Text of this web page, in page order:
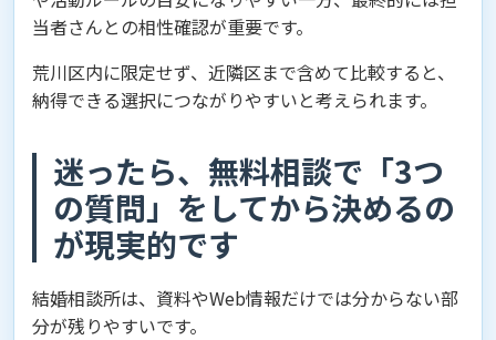
当者さんとの相性確認が重要です。
荒川区内に限定せず、近隣区まで含めて比較すると、
納得できる選択につながりやすいと考えられます。
迷ったら、無料相談で「3つ
の質問」をしてから決めるの
が現実的です
結婚相談所は、資料やWeb情報だけでは分からない部
分が残りやすいです。